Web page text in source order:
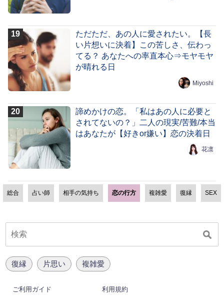
ただただ、あの人に愛されたい。【長
い片想いに決着】この苦しさ、伝わっ
てる？ あなたへの率直本心⇒モヤモヤ
が晴れる日
Miyoshi
諦めかけの恋。「私はあの人に必要と
されてないの？」二人の現実/苦難/本当
はあなたが【好きor嫌い】恋の決着日
花凛
総合 占い師 相手の気持ち 恋の行方 複雑愛 復縁 SEX
復縁 片思い 複雑愛
ご利用ガイド 利用規約